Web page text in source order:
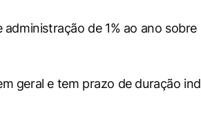
de 1% ao ano
geral e tem prazo de duração